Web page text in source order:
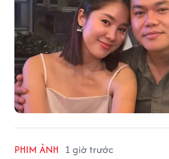
PHIM ẢNH 1 giờ trước